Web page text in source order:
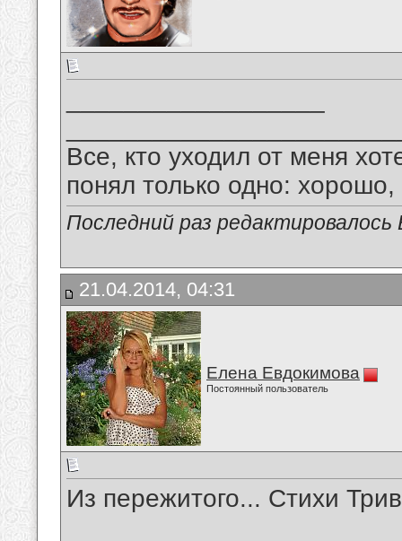
Все, кто уходил от меня
понял только одно:
Последний раз
21.04.2014, 04:31
Елена Евдокимова
Постоянный пользователь
Из пережитого... Стихи